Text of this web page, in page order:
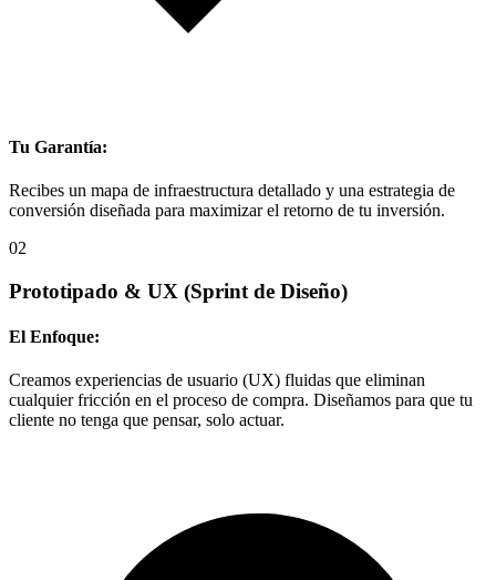
Tu Garantía:
Recibes un mapa de infraestructura detallado y una estrategia de
conversión diseñada para maximizar el retorno de tu inversión.
02
Prototipado & UX (Sprint de Diseño)
El Enfoque:
Creamos experiencias de usuario (UX) fluidas que eliminan
cualquier fricción en el proceso de compra. Diseñamos para que tu
cliente no tenga que pensar, solo actuar.